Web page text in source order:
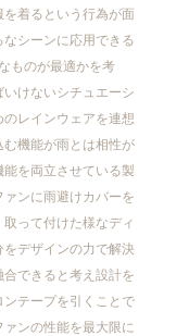
着るという行為が面
シーンに応用できる
ものが最適かを考
けないシチュエーシ
レインウェアを連想
む機能が雨とは相性が
を両立させている製
ンに雨避けカバーを
って付けた様なディ
デザインの力で解決
できると考え設計を
テープを引くことで
ンの性能を最大限に